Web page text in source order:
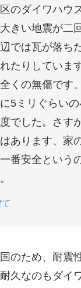
のダイワハウ
きい地震が二
では瓦が落ち
たりしていま
くの無傷です
5ミリぐらい
でした。さす
あります、家
番安全という
のため、耐震
久なのもダイ